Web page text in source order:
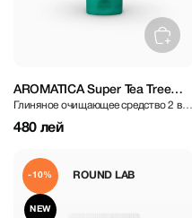
AROMATICA Super Tea Tree
Clay Mask Cleanser 150 ml
Глиняное очищающее средство 2 в 1
для глубокого очищения пор
480 лей
ROUND LAB
-10%
NEW